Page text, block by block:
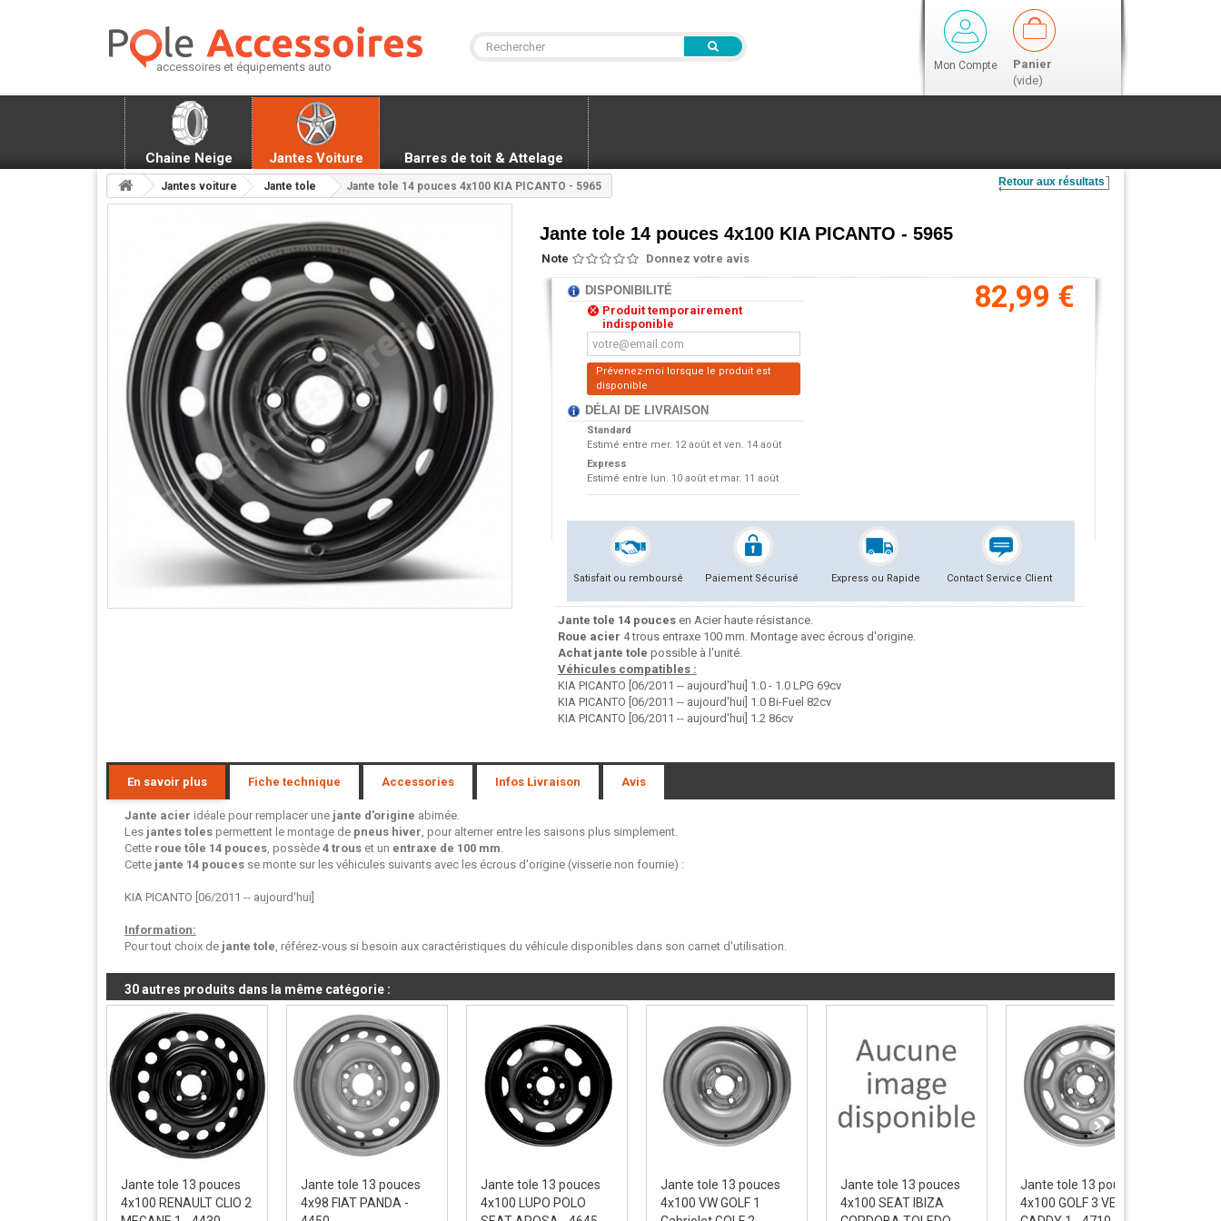
accessoires et équipements auto Mon Compte
Panier
(vide)
Chaine Neige Jantes Voiture Barres de toit & Attelage
Jantes voiture Jante tole Jante tole 14 pouces 4x100 KIA PICANTO - 5965 Retour aux résultats
Jante tole 14 pouces 4x100 KIA PICANTO - 5965
Note Donnez votre avis
DISPONIBILITÉ
Produit temporairement
indisponible
Prévenez-moi lorsque le produit est
disponible
DÉLAI DE LIVRAISON
Standard
Estimé entre mer. 12 août et ven. 14 août
Express
Estimé entre lun. 10 août et mar. 11 août
82,99 €
Satisfait ou remboursé Paiement Sécurisé Express ou Rapide Contact Service Client
Jante tole 14 poucesen Acier haute résistance.
Roue acier 4 trous entraxe 100 mm. Montage avec écrous d'origine.
Achat jante tole possible à l'unité.
Véhicules compatibles :
KIA PICANTO [06/2011 -- aujourd'hui] 1.0 - 1.0 LPG 69cv
KIA PICANTO [06/2011 -- aujourd'hui] 1.0 Bi-Fuel 82cv
KIA PICANTO [06/2011 -- aujourd'hui] 1.2 86cv
En savoir plus Fiche technique Accessories Infos Livraison Avis
Jante acier idéale pour remplacer une jante d'origine abimée.
Les jantes toles permettent le montage de pneus hiver , pour alterner entre les saisons plus simplement.
Cette roue tôle 14 pouces , possède 4 trous et un entraxe de 100 mm
Cette jante 14 pouces se monte sur les véhicules suivants avec les écrous d'origine (visserie non fournie) :
KIA PICANTO [06/2011 -- aujourd'hui]
Information:
Pour tout choix de jante tole , référez-vous si besoin aux caractéristiques du véhicule disponibles dans son carnet d'utilisation.
30 autres produits dans la même catégorie :
Jante tole 13 pouces
4x100 RENAULT CLIO 2
Jante tole 13 pouces
4x98 FIAT PANDA -
Jante tole 13 pouces
4x100 LUPO POLO
Jante tole 13 pouces
4x100 VW GOLF 1
Jante tole 13 pouces
4x100 SEAT IBIZA
Jante tole 13 pouces
4x100 GOLF 3 VENTO